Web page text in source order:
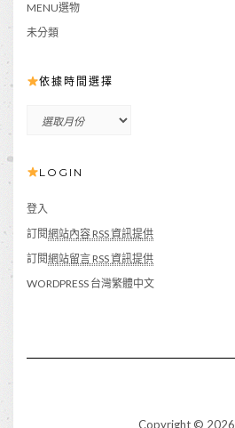
MENU選物
未分類
依據時間選擇
間
擇
LOGIN
登入
訂閱網站內容 RSS 資訊提供
訂閱網站留言 RSS 資訊提供
WORDPRESS 台灣繁體中文
Copyright © 2026